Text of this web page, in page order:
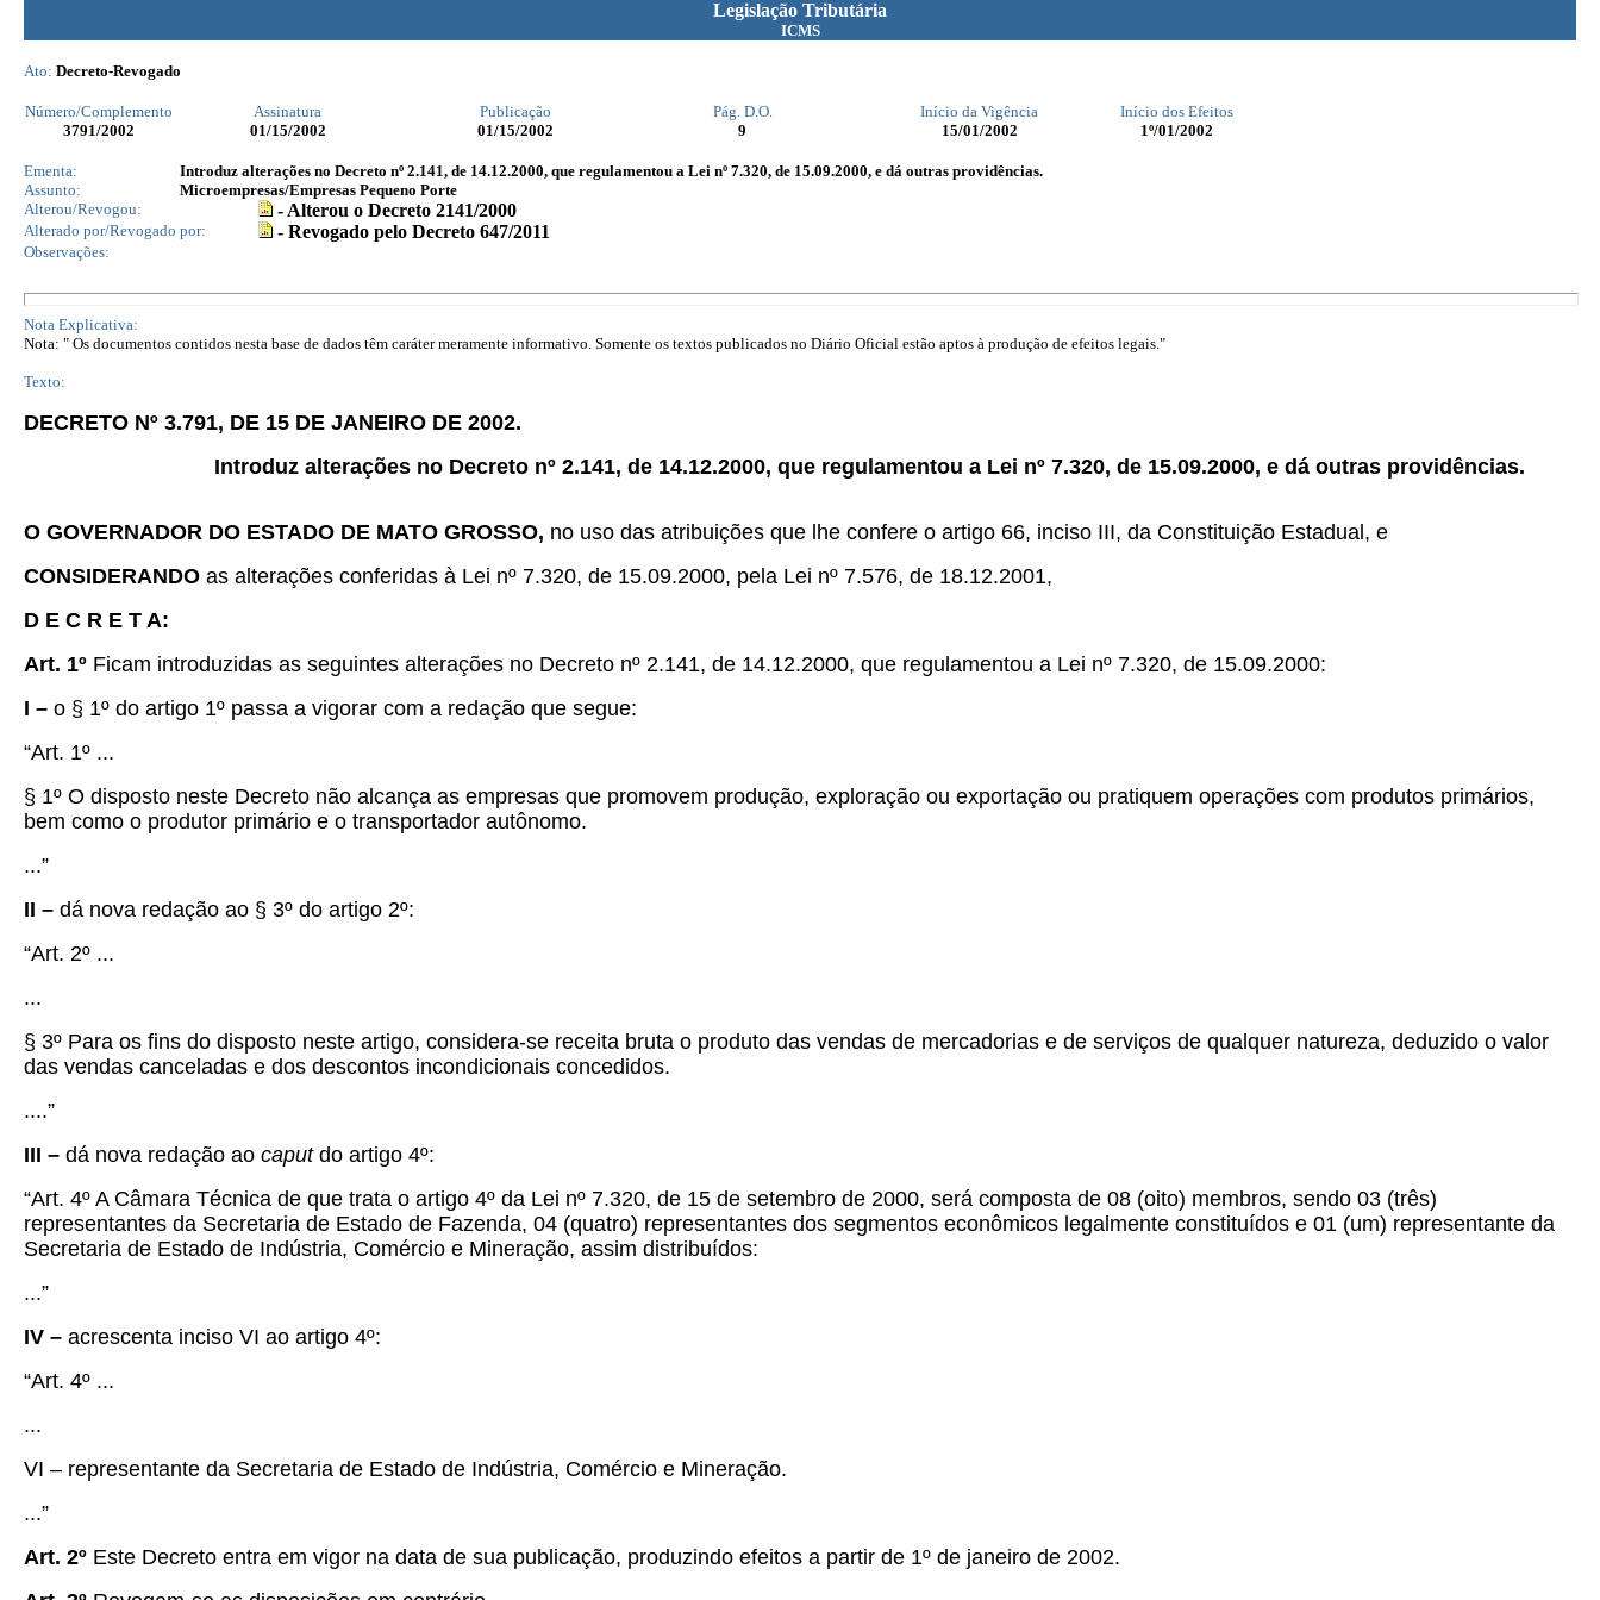
Legislação Tributária
ICMS
Ato: Decreto-Revogado
Número/Complemento Assinatura Publicação Pág. D.O. Início da Vigência
Início dos Efeitos
3791/2002 01/15/2002 01/15/2002 9 15/01/2002 1º/01/2002
Ementa:
Introduz alterações no Decreto nº 2.141, de 14.12.2000, que regulamentou a Lei nº 7.320, de 15.09.2000, e dá outras providências.
Assunto:
Microempresas/Empresas Pequeno Porte
Alterou/Revogou:
- Alterou o Decreto 2141/2000
Alterado por/Revogado por: - Revogado pelo Decreto 647/2011
Observações:
Nota Explicativa:
Nota: " Os documentos contidos nesta base de dados têm caráter meramente informativo. Somente os textos publicados no Diário Oficial estão aptos à produção de efeitos legais."
Texto:
DECRETO Nº 3.791, DE 15 DE JANEIRO DE 2002.
Introduz alterações no Decreto nº 2.141, de 14.12.2000, que regulamentou a Lei nº 7.320, de 15.09.2000, e dá outras providências.
O GOVERNADOR DO ESTADO DE MATO GROSSO, no uso das atribuições que lhe confere o artigo 66, inciso III, da Constituição Estadual, e
CONSIDERANDO as alterações conferidas à Lei nº 7.320, de 15.09.2000, pela Lei nº 7.576, de 18.12.2001,
D E C R E T A:
Art. 1º Ficam introduzidas as seguintes alterações no Decreto nº 2.141, de 14.12.2000, que regulamentou a Lei nº 7.320, de 15.09.2000:
I – o § 1º do artigo 1º passa a vigorar com a redação que segue:
“Art. 1º ...
§ 1º O disposto neste Decreto não alcança as empresas que promovem produção, exploração ou exportação ou pratiquem operações com produtos primários,
bem como o produtor primário e o transportador autônomo.
...”
II – dá nova redação ao § 3º do artigo 2º:
“Art. 2º ...
...
§ 3º Para os fins do disposto neste artigo, considera-se receita bruta o produto das vendas de mercadorias e de serviços de qualquer natureza, deduzido o valor
das vendas canceladas e dos descontos incondicionais concedidos.
....”
III – dá nova redação ao caput do artigo 4º:
“Art. 4º A Câmara Técnica de que trata o artigo 4º da Lei nº 7.320, de 15 de setembro de 2000, será composta de 08 (oito) membros, sendo 03 (três)
representantes da Secretaria de Estado de Fazenda, 04 (quatro) representantes dos segmentos econômicos legalmente constituídos e 01 (um) representante da
Secretaria de Estado de Indústria, Comércio e Mineração, assim distribuídos:
...”
IV – acrescenta inciso VI ao artigo 4º:
“Art. 4º ...
...
VI – representante da Secretaria de Estado de Indústria, Comércio e Mineração.
...”
Art. 2º Este Decreto entra em vigor na data de sua publicação, produzindo efeitos a partir de 1º de janeiro de 2002.